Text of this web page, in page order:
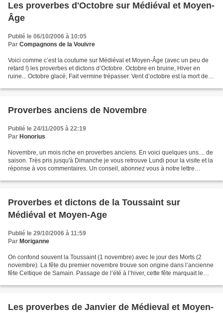
Les proverbes d'Octobre sur Médiéval et Moyen-
Âge
Publié le 06/10/2006 à 10:05
Par Compagnons de la Vouivre
Voici comme c’est la coutume sur Médiéval et Moyen-Âge (avec un peu de
retard !) les proverbes et dictons d’Octobre. Octobre en bruine, Hiver en
ruine... Octobre glacé, Fait vermine trépasser. Vent d’octobre est la mort des
Proverbes anciens de Novembre
Publié le 24/11/2005 à 22:19
Par Honorius
Novembre, un mois riche en proverbes anciens. En voici quelques uns.... de
saison. Très pris jusqu'à Dimanche je vous retrouve Lundi pour la visite et la
réponse à vos commentaires. Un conseil, abonnez vous à notre lettre
Proverbes et dictons de la Toussaint sur
Médiéval et Moyen-Age
Publié le 29/10/2006 à 11:59
Par Moriganne
On confond souvent la Toussaint (1 novembre) avec le jour des Morts (2
novembre). La fête du premier novembre trouve son origine dans l’ancienne
fête Celtique de Samain. Passage de l’été à l’hiver, cette fête marquait le
Les proverbes de Janvier de Médieval et Moyen-